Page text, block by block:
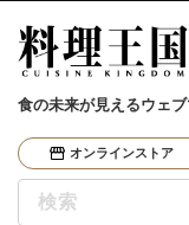
食の未来が見えるウェ
オンラインストア